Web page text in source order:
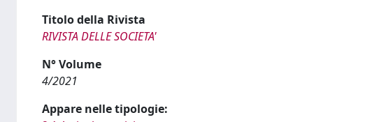
Titolo della Rivista
RIVISTA DELLE SOCIETA'
N° Volume
4/2021
Appare nelle tipologie: